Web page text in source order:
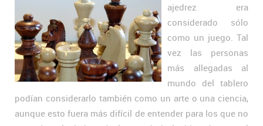
ajedrez era
considerado sólo
como un juego. Tal
vez las personas
más allegadas al
mundo del tablero
podían considerarlo también como un arte o una ciencia,
aunque esto fuera más difícil de entender para los que no